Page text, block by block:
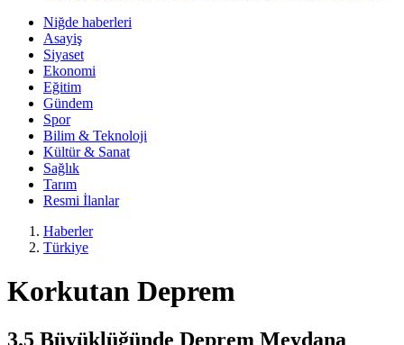
Niğde haberleri
Asayiş
Siyaset
Ekonomi
Eğitim
Gündem
Spor
Bilim & Teknoloji
Kültür & Sanat
Sağlık
Tarım
Resmi İlanlar
Haberler
Türkiye
Korkutan Deprem
3.5 Büyüklüğünde Deprem Meydana